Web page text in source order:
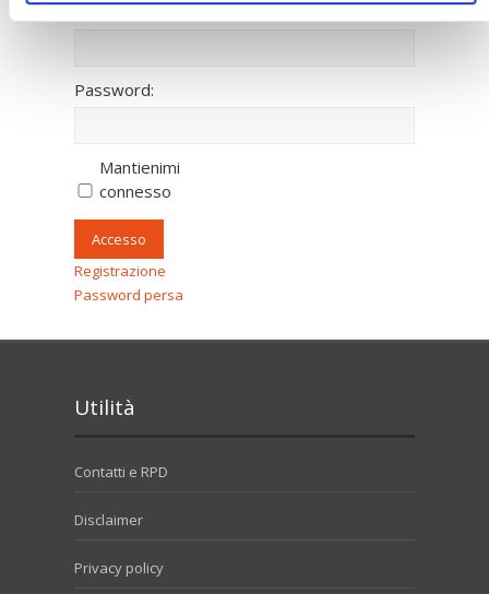
Nome utente:
Password:
Mantienimi
connesso
Accesso
Registrazione
Password persa
Utilità
Contatti e RPD
Disclaimer
Privacy policy